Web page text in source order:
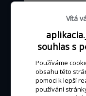
Vítá
souhlas s
Používáme
obsahu této
pomoci k lepší
používání